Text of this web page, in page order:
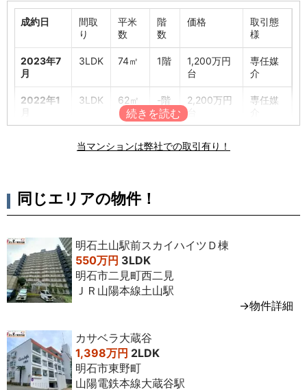
成約日
間取
り
平米
数
階
数
価格
取引態
様
2023年7
月
3LDK 74㎡ 1階
1,200万円
台
専任媒
介
2022年1
月
3LDK 62㎡ -階
2,200万円
台
専任媒
2LDK -階
台
月
当マンションは弊社での取引有り！
同じエリアの物件！
明石土山駅前スカイハイツＤ棟
550万円 3LDK
明石市二見町西二見
ＪＲ山陽本線土山駅
→物件詳細
カサベラ大蔵谷
1,398万円 2LDK
明石市東野町
山陽電鉄本線大蔵谷駅